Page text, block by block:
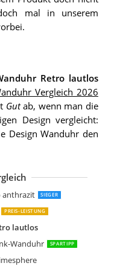
mal in unserem
Retro lautlos
Vergleich 2026
Gutab, wenn man die
Design vergleicht:
Design Wanduhr den
anthrazit SIEGER
PREIS-LEISTUNG
lautlos
Wanduhr
SPARTIPP
Watch GmbH Wanduhr Art'
Watch GmbH Wanduhr Art'
Clock40 Wanduhr Rubin
Binäre Wanduhr blau
Clocks Wanduhr Monaco
Wanduhr Pendulum
Wanduhr Rainbow Clock
Wanduhr orange
Wanduhr Quarz Schiefer
Schiefer-Wanduhr aus
The minimalist 12cm weißes
Like Umbrella Chrome
KA5658BK Wanduhr Sensu
LED Funkuhr: LED-Funk-
CLOCKS Square Retro